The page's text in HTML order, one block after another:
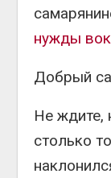
нужды
Добрый
Не ждите,
столько